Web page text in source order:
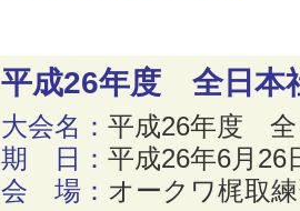
平成26年度 全日本
大会名： 平成26年度 全
期 日： 平成26年6月26
会 場： オークワ梶取